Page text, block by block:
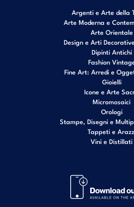
Argenti e Arte della
Arte Moderna e
Arte Orientale
Design e Arti
Dipinti Antichi
Fashion
Fine Art: Arredi e
Gioielli
Icone e Arte
Micromosaici
Orologi
Stampe, Disegni e
Tappeti e
Vini e Distillati